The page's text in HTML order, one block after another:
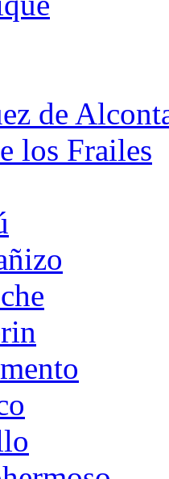
de
los Frailes